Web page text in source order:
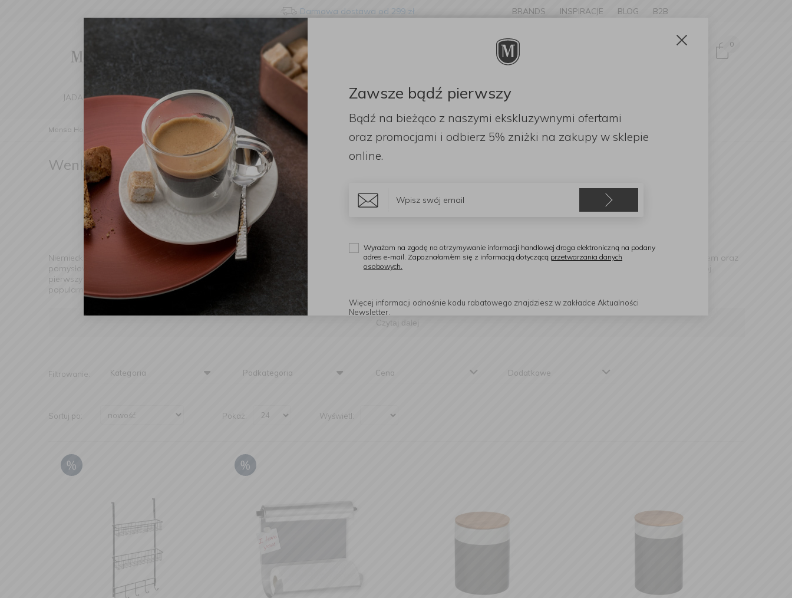
Darmowa dostawa od 299 zł BRANDS INSPIRACJE BLOG B2B
0
JADALNIA KUCHNIA DOM DEKORACJE ZAPACHY DODATKI OGRÓD
Mensa Home Producenci Wenko
Wenko (Znaleziono produktów: 4)
Niemiecka firma już od ponad 56 lat tworzy najwyższej jakości akcesoria kuchenneiłazienkowe . ProduktyWENKOcharakteryzują się ponadczasowym designem oraz
pomysłowymi rozwiązaniami, które na nowo redefiniują artykuły gospodarstwa domowego. Pod koniec lat pięćdziesiątych ubiegłego wieku, firma
pierwszy produkt na rynek - a mianowicie metalizowaną deskę do prasowania, która na tamte czasy była czymś całkowicie nowym. Produkt ten przyniósł firmie niezwykłą
popularność i stworzyła mocne fundamenty firmy oraz filozofię, która objawia się po dziś dzień we wszystkich ich produktach.
Czytaj dalej
Filtrowanie: Kategoria Podkategoria Cena Dodatkowe
Sortuj po: Pokaż: Wyświetl:
Change language?
We've detected that your browser language is not Polish. Would you like to
switch to the English version of our website?
Stay here Switch to English
Zawsze bądź pierwszy
Bądź na bieżąco z naszymi ekskluzywnymi ofertami
oraz promocjami i odbierz 5% zniżki na zakupy w sklepie
online.
Wyrażam na zgodę na otrzymywanie informacji handlowej droga elektroniczną na podany
adres e-mail. Zapoznałam/em się z informacją dotyczącą przetwarzania danych
osobowych.
Więcej informacji odnośnie kodu rabatowego znajdziesz w zakładce Aktualności
Newsletter.